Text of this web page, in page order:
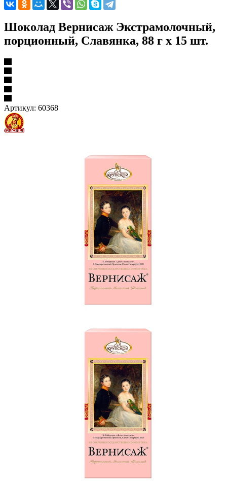
Шоколад Вернисаж Экстрамолочный,
порционный, Славянка, 88 г х 15 шт.
Артикул: 60368